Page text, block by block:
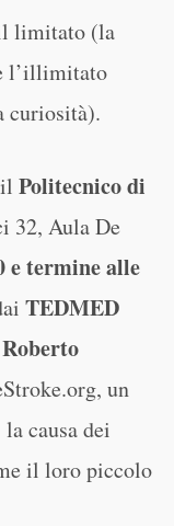
limitato (la
l’illimitato
curiosità).
Politecnico di
32, Aula De
e termine alle
TEDMED
un
causa dei
il loro piccolo